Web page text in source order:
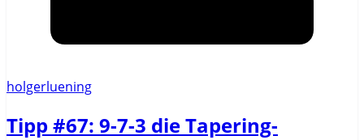
holgerluening
Tipp #67: 9-7-3 die Tapering-